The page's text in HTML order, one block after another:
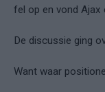
fel op en vond Ajax
De discussie ging
Want waar